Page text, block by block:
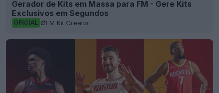
Gerador de Kits em Massa para FM - Gere Kits
Exclusivos em Segundos
OFICIAL FM Kit Creator